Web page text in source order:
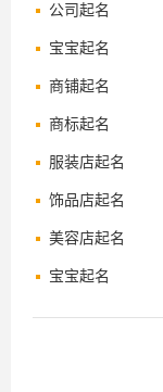
公司起名
宝宝起名
商铺起名
商标起名
服装店起名
饰品店起名
美容店起名
宝宝起名